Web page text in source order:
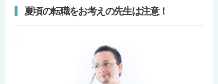
夏頃の転職をお考えの先生は注意！